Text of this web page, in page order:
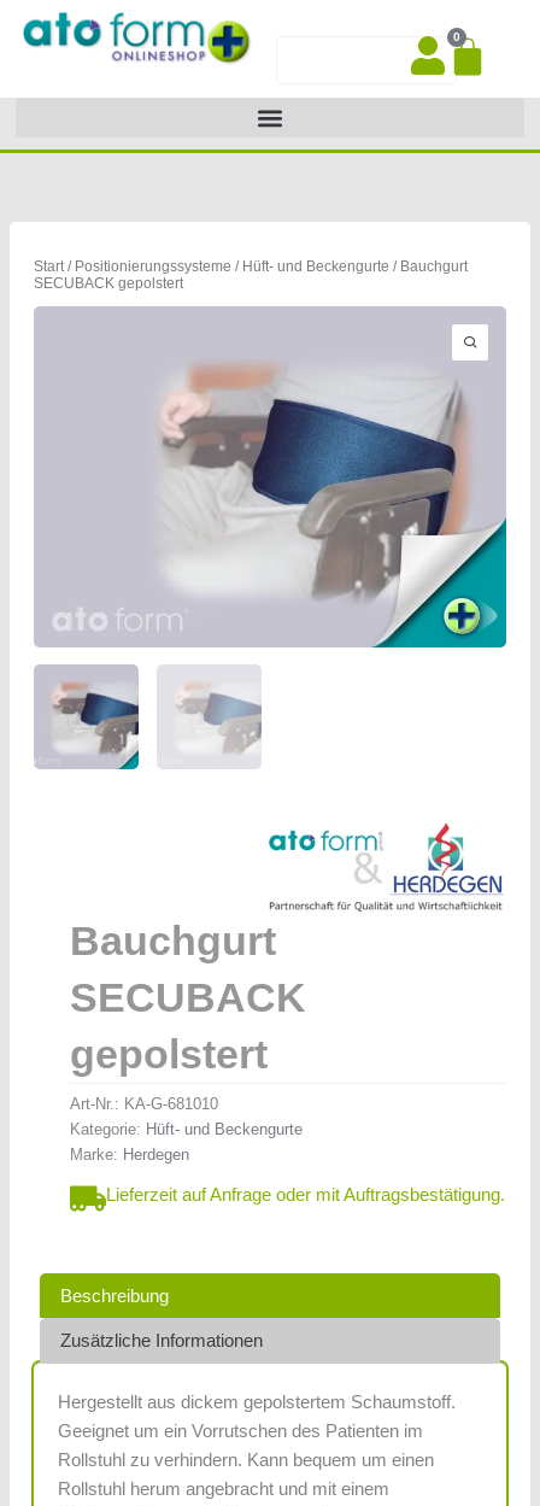
Inhalt
0
Start/ Positionierungssysteme / Hüft- und Beckengurte / Bauchgurt
SECUBACK gepolstert
Bauchgurt
SECUBACK
gepolstert
Art-Nr.: KA-G-681010
Kategorie: Hüft- und Beckengurte
Marke: Herdegen
Lieferzeit auf Anfrage oder mit Auftragsbestätigung.
Beschreibung
Zusätzliche Informationen
Hergestellt aus dickem gepolstertem Schaumstoff.
Geeignet um ein Vorrutschen des Patienten im
Rollstuhl zu verhindern. Kann bequem um einen
Rollstuhl herum angebracht und mit einem